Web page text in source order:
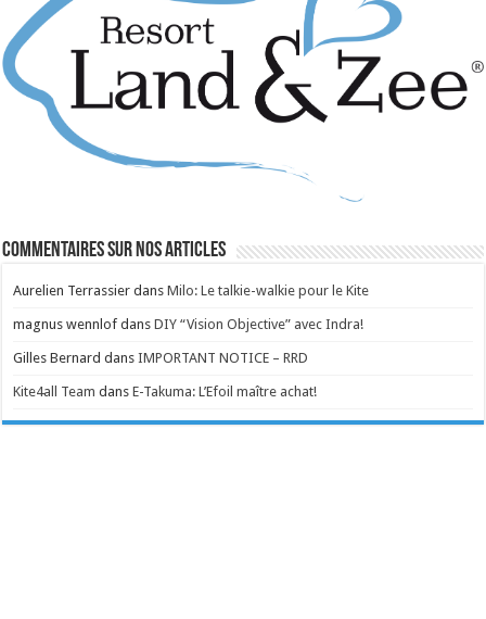
Commentaires sur nos articles
Aurelien Terrassier dansMilo: Le talkie-walkie pour le Kite
magnus wennlof dansDIY “Vision Objective” avec Indra!
Gilles Bernard dansIMPORTANT NOTICE – RRD
Kite4all Team dansE-Takuma: L’Efoil maître achat!